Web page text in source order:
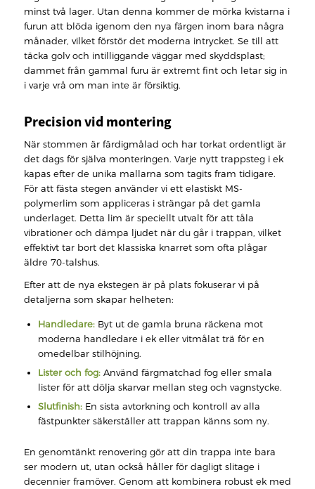
minst två lager. Utan denna kommer de mörka kvistarna i
furun att blöda igenom den nya färgen inom bara några
månader, vilket förstör det moderna intrycket. Se till att
täcka golv och intilliggande väggar med skyddsplast;
dammet från gammal furu är extremt fint och letar sig in
i varje vrå om man inte är försiktig.
Precision vid montering
När stommen är färdigmålad och har torkat ordentligt är
det dags för själva monteringen. Varje nytt trappsteg i ek
kapas efter de unika mallarna som tagits fram tidigare.
För att fästa stegen använder vi ett elastiskt MS-
polymerlim som appliceras i strängar på det gamla
underlaget. Detta lim är speciellt utvalt för att tåla
vibrationer och dämpa ljudet när du går i trappan, vilket
effektivt tar bort det klassiska knarret som ofta plågar
äldre 70-talshus.
Efter att de nya ekstegen är på plats fokuserar vi på
detaljerna som skapar helheten:
Handledare:Byt ut de gamla bruna räckena mot
moderna handledare i ek eller vitmålat trä för en
omedelbar stilhöjning.
Lister och fog:Använd färgmatchad fog eller smala
lister för att dölja skarvar mellan steg och vagnstycke.
Slutfinish:En sista avtorkning och kontroll av alla
fästpunkter säkerställer att trappan känns som ny.
En genomtänkt renovering gör att din trappa inte bara
ser modern ut, utan också håller för dagligt slitage i
decennier framöver. Genom att kombinera robust ek med